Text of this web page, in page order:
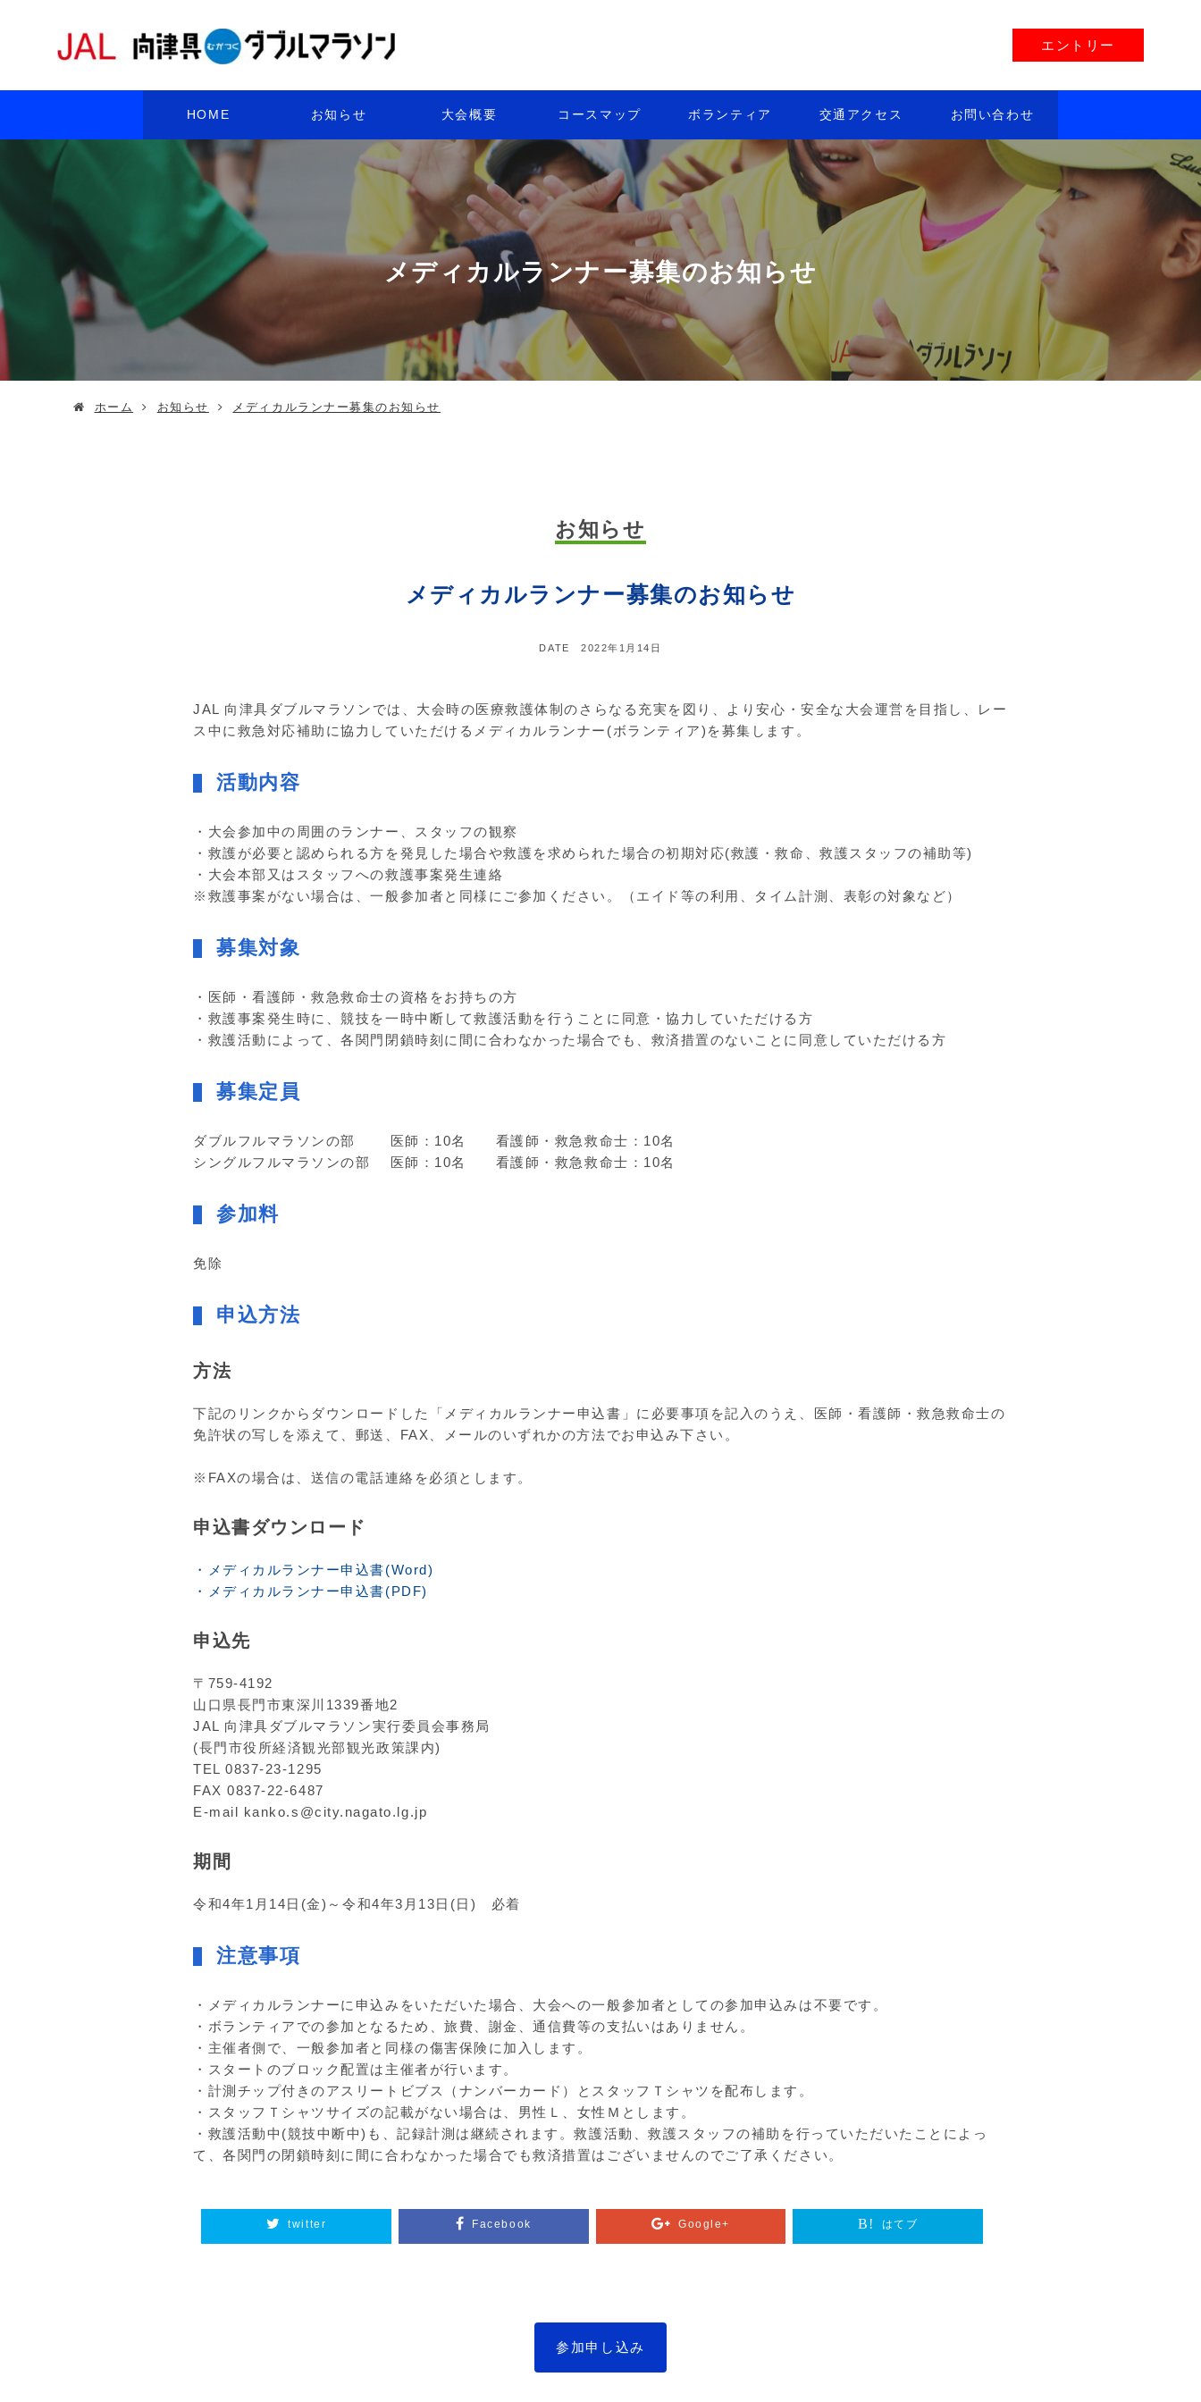
エントリー
HOME お知らせ 大会概要 コースマップ ボランティア 交通アクセス お問い合わせ
メディカルランナー募集のお知らせ
ホーム お知らせ メディカルランナー募集のお知らせ
お知らせ
メディカルランナー募集のお知らせ
DATE2022年1月14日
JAL 向津具ダブルマラソンでは、大会時の医療救護体制のさらなる充実を図り、より安心・安全な大会運営を目指し、レー
ス中に救急対応補助に協力していただけるメディカルランナー(ボランティア)を募集します。
活動内容
・大会参加中の周囲のランナー、スタッフの観察
・救護が必要と認められる方を発見した場合や救護を求められた場合の初期対応(救護・救命、救護スタッフの補助等)
・大会本部又はスタッフへの救護事案発生連絡
※救護事案がない場合は、一般参加者と同様にご参加ください。（エイド等の利用、タイム計測、表彰の対象など）
募集対象
・医師・看護師・救急救命士の資格をお持ちの方
・救護事案発生時に、競技を一時中断して救護活動を行うことに同意・協力していただける方
・救護活動によって、各関門閉鎖時刻に間に合わなかった場合でも、救済措置のないことに同意していただける方
募集定員
ダブルフルマラソンの部 医師：10名 看護師・救急救命士：10名
シングルフルマラソンの部 医師：10名 看護師・救急救命士：10名
参加料
免除
申込方法
方法
下記のリンクからダウンロードした「メディカルランナー申込書」に必要事項を記入のうえ、医師・看護師・救急救命士の
免許状の写しを添えて、郵送、FAX、メールのいずれかの方法でお申込み下さい。
※FAXの場合は、送信の電話連絡を必須とします。
申込書ダウンロード
・メディカルランナー申込書(Word)
・メディカルランナー申込書(PDF)
申込先
〒759-4192
山口県長門市東深川1339番地2
JAL 向津具ダブルマラソン実行委員会事務局
(長門市役所経済観光部観光政策課内)
TEL 0837-23-1295
FAX 0837-22-6487
E-mail kanko.s@city.nagato.lg.jp
期間
令和4年1月14日(金)～令和4年3月13日(日) 必着
注意事項
・メディカルランナーに申込みをいただいた場合、大会への一般参加者としての参加申込みは不要です。
・ボランティアでの参加となるため、旅費、謝金、通信費等の支払いはありません。
・主催者側で、一般参加者と同様の傷害保険に加入します。
・スタートのブロック配置は主催者が行います。
・計測チップ付きのアスリートビブス（ナンバーカード）とスタッフＴシャツを配布します。
・スタッフＴシャツサイズの記載がない場合は、男性Ｌ、女性Ｍとします。
・救護活動中(競技中断中)も、記録計測は継続されます。救護活動、救護スタッフの補助を行っていただいたことによっ
て、各関門の閉鎖時刻に間に合わなかった場合でも救済措置はございませんのでご了承ください。
twitter Facebook Google+ はてブ
参加申し込み